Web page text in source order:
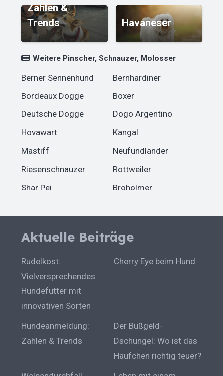
Zahlen &
Trends
Havaneser
Weitere Pinscher, Schnauzer, Molosser
Berner Sennenhund
Bernhardiner
Bordeaux Dogge
Boxer
Deutsche Dogge
Dogo Argentino
Hovawart
Kangal
Mastiff
Neufundländer
Riesenschnauzer
Rottweiler
Shar Pei
Broholmer
Aktuelle Beiträge
Rudelkost:
Vielversprechendes
Hundefutter mit
innovativen Sorten
Cherry Eye beim Hund
Hundeanmeldung:
Zahlen & Trends
Der Bußgeld-
Dschungel: Wo ist das
Häufchen richtig teuer?